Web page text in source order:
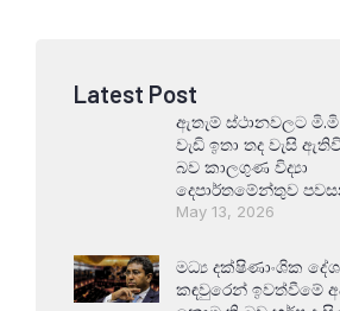
Latest Post
ඇතැම් ස්ථානවලට
වැඩි ඉතා තද වැසි
බව කාලගුණ විද්‍යා
දෙපාර්තමේන්තුව
May 13, 2026
මධ්‍ය දක්ෂිණාංශික
කඳවුරෙන් ඉවත්වීමේ